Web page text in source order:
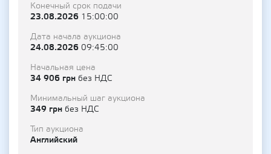
Конечный срок подачи
23.08.2026 15:00:00
Дата начала аукциона
24.08.2026 09:45:00
Начальная цена
34 906 грн без НДС
Минимальный шаг аукциона
349 грн без НДС
Тип аукциона
Английский